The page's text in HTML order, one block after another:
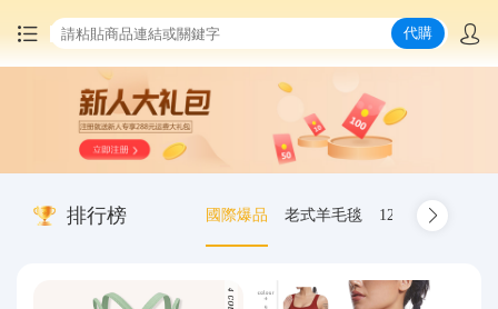
中國商品代購
集運服務
代購
排行榜 國際爆品 老式羊毛毯 12.00-20 truck